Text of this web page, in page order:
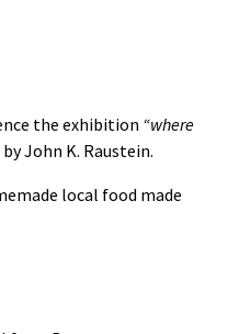
the exhibition “where
by John K. Raustein.
local food made